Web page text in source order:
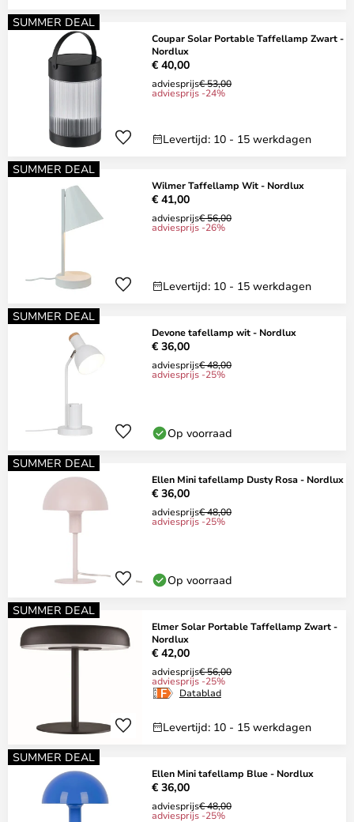
SUMMER DEAL
Coupar Solar Portable Taffellamp Zwart -
Nordlux
€ 40,00
adviesprijs€ 53,00
adviesprijs -24%
Levertijd: 10 - 15 werkdagen
SUMMER DEAL
Wilmer Taffellamp Wit - Nordlux
€ 41,00
adviesprijs€ 56,00
adviesprijs -26%
Levertijd: 10 - 15 werkdagen
SUMMER DEAL
Devone tafellamp wit - Nordlux
€ 36,00
adviesprijs€ 48,00
adviesprijs -25%
Op voorraad
SUMMER DEAL
Ellen Mini tafellamp Dusty Rosa - Nordlux
€ 36,00
adviesprijs€ 48,00
adviesprijs -25%
Op voorraad
SUMMER DEAL
Elmer Solar Portable Taffellamp Zwart -
Nordlux
€ 42,00
adviesprijs€ 56,00
adviesprijs -25%
Datablad
Levertijd: 10 - 15 werkdagen
SUMMER DEAL
Ellen Mini tafellamp Blue - Nordlux
€ 36,00
adviesprijs€ 48,00
adviesprijs -25%